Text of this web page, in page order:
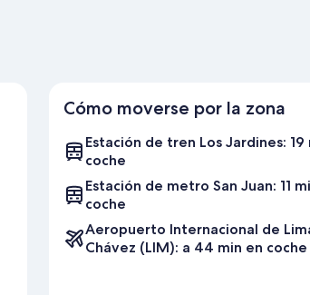
Cómo moverse por la zona
Estación de tren Los Jardines: 19
coche
Estación de metro San Juan: 11
coche
Aeropuerto Internacional de
Chávez (LIM): a 44 min en coche